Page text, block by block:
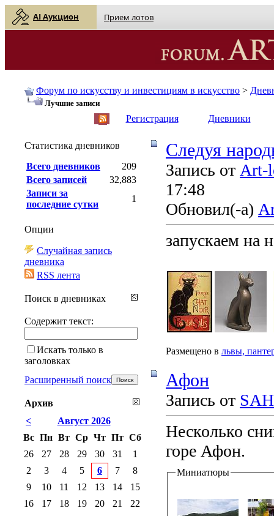
AI Аукцион Прием лотов
Форум по искусству и инвестициям в искусство >
Лучшие записи
Регистрация Дневники
Cледуя
Запись от Art-
17:48
Обновил(-а)
запускаем на
Размещено в львы,
Афон
Запись от SAH
Несколько
горе Афон.
Миниатюры
Статистика дневников
Всего дневников
209
Всего записей
32,883
Записи за
последние сутки
1
Опции
Случайная запись
дневника
RSS лента
Поиск в дневниках
Содержит текст:
Искать только в
заголовках
Расширенный поиск
Архив
<
Август 2026
Вс Пн Вт Ср Чт Пт Сб
26
27 28 29 30 31
1
2
3 4 5 6 7
8
9
10 11 12 13 14
15
16
17 18 19 20 21
22